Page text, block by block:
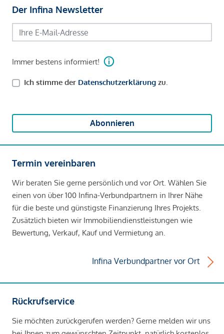
Der Infina Newsletter
Immer bestens informiert!
Ich stimme der Datenschutzerklärung zu.
Abonnieren
Termin vereinbaren
Wir beraten Sie gerne persönlich und vor Ort. Wählen Sie
einen von über 100 Infina-Verbundpartnern in Ihrer Nähe
für die beste und günstigste Finanzierung Ihres Projekts.
Zusätzlich bieten wir Immobiliendienstleistungen wie
Bewertung, Verkauf, Kauf und Vermietung an.
Infina Verbundpartner vor Ort
Rückrufservice
Sie möchten zurückgerufen werden? Gerne melden wir uns